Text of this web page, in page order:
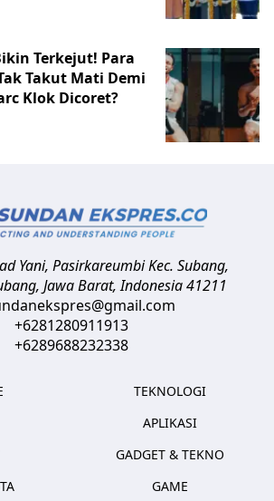
Terkejut! Para
Takut Mati Demi
Klok Dicoret?
Yani, Pasirkareumbi Kec. Subang,
Jawa Barat,Indonesia41211
+6281280911913
+6289688232338
TEKNOLOGI
APLIKASI
GADGET & TEKNO
GAME